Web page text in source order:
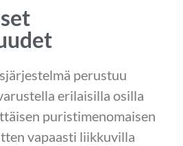
perustuu
erilaisilla osilla
puristimenomaisen
vapaasti liikkuvilla